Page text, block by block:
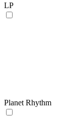
LP
Planet Rhythm